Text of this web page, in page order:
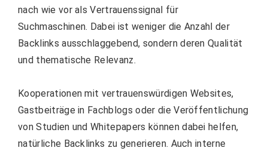
nach wie vor als Vertrauenssignal für
Suchmaschinen. Dabei ist weniger die Anzahl der
Backlinks ausschlaggebend, sondern deren Qualität
und thematische Relevanz.
Kooperationen mit vertrauenswürdigen Websites,
Gastbeiträge in Fachblogs oder die Veröffentlichung
von Studien und Whitepapers können dabei helfen,
natürliche Backlinks zu generieren. Auch interne